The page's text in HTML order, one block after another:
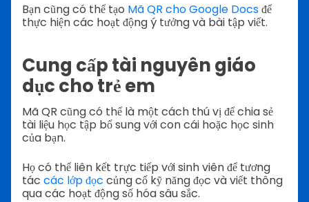
Bạn cũng có thể tạo Mã QR cho Google Docsđể
thực hiện các hoạt động ý tưởng và bài tập viết.
Cung cấp tài nguyên giáo
dục cho trẻ em
Mã QR cũng có thể là một cách thú vị để chia sẻ
tài liệu học tập bổ sung với con cái hoặc học sinh
của bạn.
Họ có thể liên kết trực tiếp với sinh viên để tương
tác các lớp đọc củng cố kỹ năng đọc và viết thông
qua các hoạt động số hóa sâu sắc.